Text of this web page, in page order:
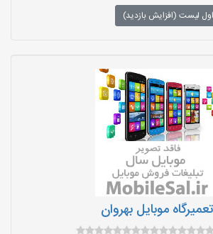
لیست (افزایش بازدید)
موبایل بهروان